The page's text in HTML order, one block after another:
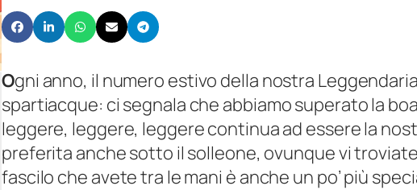
a
5
,
0
0
a
1
7
2
|
g
i
u
Ogni anno, il numero estivo della nostra Leggendaria
spartiacque: ci segnala che abbiamo superato la
leggere, leggere, leggere continua ad essere la
preferita anche sotto il solleone, ovunque vi
fascilo che avete tra le mani è anche un po’ più